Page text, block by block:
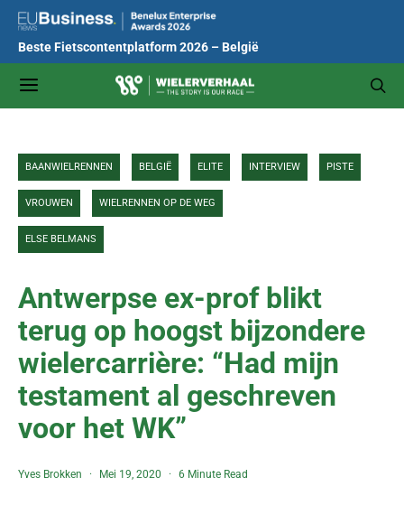
Beste Fietscontentplatform 2026 – België
BAANWIELRENNEN BELGIË ELITE INTERVIEW PISTE
VROUWEN WIELRENNEN OP DE WEG
ELSE BELMANS
Antwerpse ex-prof blikt
terug op hoogst bijzondere
wielercarrière: “Had mijn
testament al geschreven
voor het WK”
Yves Brokken Mei 19, 2020 6 Minute Read